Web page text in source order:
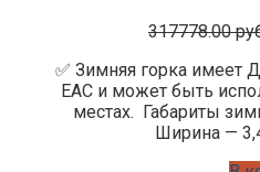
317778.00
✅ Зимняя горка имеет
EAC и может быть
местах. Габариты
Ширина —